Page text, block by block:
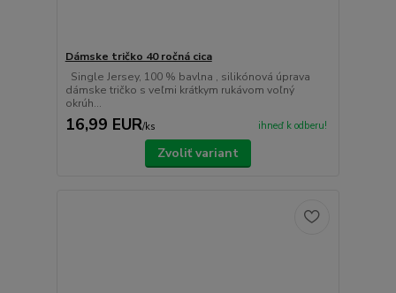
Dámske tričko 40 ročná cica
Single Jersey, 100 % bavlna , silikónová úprava
dámske tričko s veľmi krátkym rukávom voľný
okrúh...
16,99 EUR/ks ihneď k odberu!
Zvoliť variant